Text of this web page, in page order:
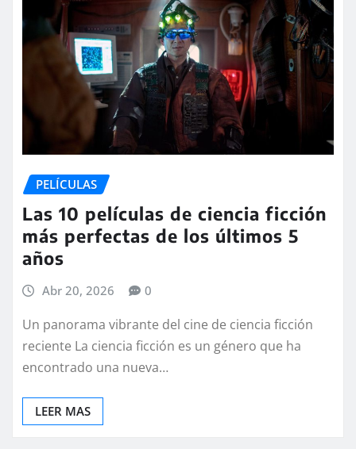
PELÍCULAS
Las 10 películas de ciencia ficción
más perfectas de los últimos 5
años
Abr 20, 2026 0
Un panorama vibrante del cine de ciencia ficción
reciente La ciencia ficción es un género que ha
encontrado una nueva…
LEER MAS